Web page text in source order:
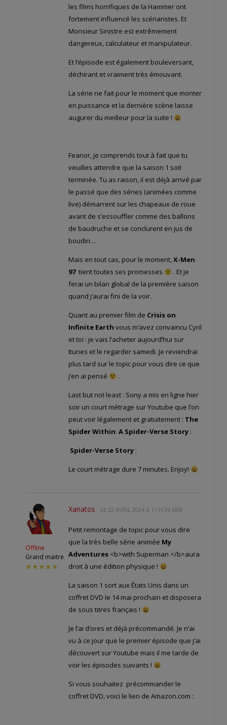
les films horrifiques de la Hammer ont
fortement influencé les scénaristes. Et
Monsieur Sinistre est extrêmement
dangereux, calculateur et manipulateur.
Et l’épisode est également bouleversant,
déchirant et vraiment très émouvant.
La série ne fait pour le moment que monter
en puissance et la dernière scène laisse
augurer du meilleur pour la suite !
Feanor, je comprends tout à fait que tu
veuilles attendre que la saison 1 soit
terminée. Tu as raison, il est déjà arrivé par
le passé que des séries (animées comme
live) démarrent sur les chapeaux de roue
avant de s’essouffler comme des ballons
de baudruche et se conclurent en jus de
boudin…
Mais en tout cas, pour le moment,X-Men
97 tient toutes ses promesses
. Et je
ferai un bilan global de la première saison
quand j’aurai fini de la voir.
Quant au premier film de Crisis on
Infinite Earth vous m’avez convaincu Cyril
et toi : je vais l’acheter aujourd’hui sur
Itunes et le regarder samedi. Je reviendrai
plus tard sur le topic pour vous dire ce que
j’en ai pensé
.
Last but not least : Sony a mis en ligne hier
soir un court métrage sur Youtube que l’on
peut voir légalement et gratuitement : The
Spider Within: A Spider-Verse Story :
Spider-Verse Story :
Le court métrage dure 7 minutes. Enjoy!
Offline
Grand maitre
★★★★★
Xanatos LE 22 AVRIL 2024 À 17 H 36 MIN
Petit remontage de topic pour vous dire
que la très belle série animée My
Adventures <b>with Superman </b>aura
droit à une édition physique !
La saison 1 sort aux États Unis dans un
coffret DVD le 14 mai prochain et disposera
de sous titres français !
Je l’ai d’ores et déjà précommandé. Je n’ai
vu à ce jour que le premier épisode que j’ai
découvert sur Youtube mais il me tarde de
voir les épisodes suivants !
Si vous souhaitez précommander le
coffret DVD, voici le lien de Amazon.com :